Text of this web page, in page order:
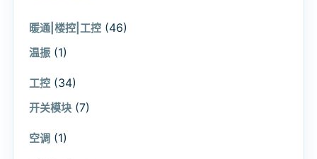
暖通|楼控|工控 (46)
温振 (1)
工控 (34)
开关模块 (7)
空调 (1)